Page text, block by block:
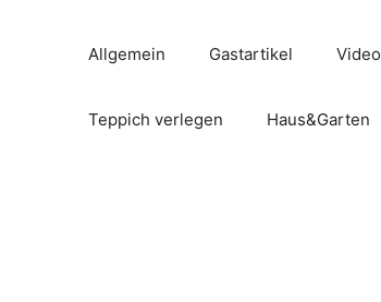
Allgemein Gastartikel Video
Teppich verlegen Haus&Garten